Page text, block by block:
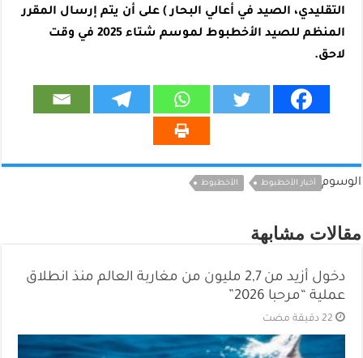
التقليدي، الصيد في أعالي البحار ) على أن يتم إرسال المقرر
المنظم للصيد الأخطبوط لموسم شتاء 2025 في وقت
لاحق.
الوسوم أخبار الأخطبوط الأخطبوط
مقالات مشابهة
دخول أزيد من 2,7 مليون من مغاربة العالم منذ انطلاق
عملية “مرحبا 2026”